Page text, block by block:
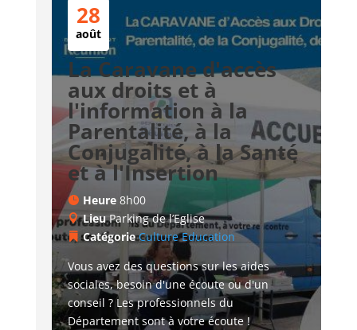
28
août
La Caravane d'accès
aux droits et à
l'information à la
Parentalité, à la
Conjugalité, à la Santé
et à l'Insertion
Heure 8h00
LieuParking de l’Eglise
CatégorieCulture Education
Vous avez des questions sur les aides
sociales, besoin d'une écoute ou d'un
conseil ? Les professionnels du
Département sont à votre écoute !